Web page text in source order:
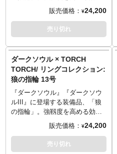
23号/円周 63.9mm
──────────────────
■マテリアル
■造型: 大畠雅人
TORCH TORCH OFFICIAL
SITE：http://www.torchtorch.jp
TORCH TORCHのコダワリを
monoマガジンでご紹介いただき
術とこだわりをつぎ込んだ自信
作を、ぜひお手にとってご堪能
的に荒い仕上げや傷を施してお
ります。
※ハンドメイドで作られている
ため、ひとつひとつの色合いや
表情が微妙に異なります。
──────────────────
19号/円周 59.7mm
──────────────────
■マテリアル
花びらの石枠は一枚ずつの尖り
や丸み、重なり合い、微妙な歪
みに至るまで、ゲーム中のイラ
ディテールや構造のみでなく、
古びた質感に至るまでを徹底的
に追究することで、ダークソウ
ルの世界から届けられたかのよ
うな仕上がりとなりました。繊
細さや美しさだけでなく重厚感
もあわせ持ち、男女を問わずお
術とこだわりをつぎ込んだ自信
作を、ぜひお手にとってご堪能
けします。フォルムの完全な再
現はもちろん、狼の姿を手作業
で彫り込んだような質感、リア
ルな古代感が漂う金属の味わ
ーム中そのままの風合いを実現
しました。フロム・ソフトウェ
アの完全監修を経て、『ダーク
ソウル』 の世界観をこの小さな
指輪に凝縮。この「錆び／寂
び」の複雑な表情を、ぜひじっ
※ゲーム中の色合いを再現する
ため、特殊な加工を施しており
ます。強い摩擦を加えると、表
を持つこの指輪は、プレイヤー
人気が特に高いキャラクター・
騎士アルトリウスに由来がある
ことでも知られ、攻略の実用性
す。
グウィン王に仕えた四騎士の一
人であり、「深淵歩き」の異名
を持つアルトリウス。その伝説
とともに在った指輪を、ゲーム
の世界そのままの再現度でお届
現はもちろん、狼の姿を手作業
で彫り込んだような質感、リア
ルな古代感が漂う金属の味わ
販売価格： ¥24,200
売り切れ
ダークソウル × TORCH
TORCH/ リングコレクション:
狼の指輪 13号
『ダークソウル』『ダークソウ
ルIII』に登場する装備品、「狼
の指輪」。強靱度を高める効果
を持つこの指輪は、プレイヤー
人気が特に高いキャラクター・
騎士アルトリウスに由来がある
ことでも知られ、攻略の実用性
販売価格： ¥24,200
売り切れ